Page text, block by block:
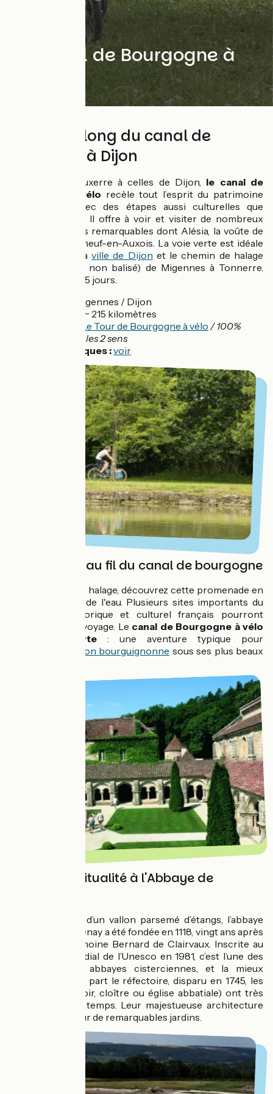
Le Canal de Bourgogne à
215 km le long du canal de
Migennes à Dijon
Des portes d'Auxerre à celles de Dijon, le canal de
Bourgogne à vélo recèle tout l’esprit du patrimoine
bourguignon avec des étapes aussi culturelles que
gastronomiques. Il offre à voir et visiter de nombreux
châteaux et sites remarquables dont Alésia, la voûte de
Pouilly, Châteauneuf-en-Auxois. La voie verte est idéale
de Tonnerre à laville de Dijon et le chemin de halage
praticable (mais non balisé) de Migennes à Tonnerre.
Réalisable en 4 à 5 jours.
Migennes / Dijon
~ 215 kilomètres
Le Tour de Bourgogne à vélo / 100%
balisé dans les 2 sens
Infos pratiques :voir
Un parcours au fil du canal de bourgogne
Sur le chemin de halage, découvrez cette promenade en
roue libre au fil de l'eau. Plusieurs sites importants du
patrimoine historique et culturel français pourront
ponctuer votre voyage. Le canal de Bourgogne à vélo
vous transporte : une aventure typique pour
région bourguignonne sous ses plus beaux
Dose de spiritualité à l'Abbaye de
Lovée au creux d’un vallon parsemé d’étangs, l’abbaye
romane de Fontenay a été fondée en 1118, vingt ans après
Cîteaux, par le moine Bernard de Clairvaux. Inscrite au
patrimoine mondial de l’Unesco en 1981, c’est l’une des
plus anciennes abbayes cisterciennes, et la mieux
préservée. Mis à part le réfectoire, disparu en 1745, les
bâtiments (dortoir, cloître ou église abbatiale) ont très
peu souffert du temps. Leur majestueuse architecture
est sertie au cœur de remarquables jardins.